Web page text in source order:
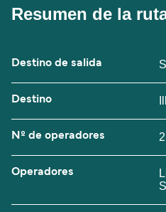
Resumen de la
Destino de salida
Destino
Nº de operadores 2
Operadores